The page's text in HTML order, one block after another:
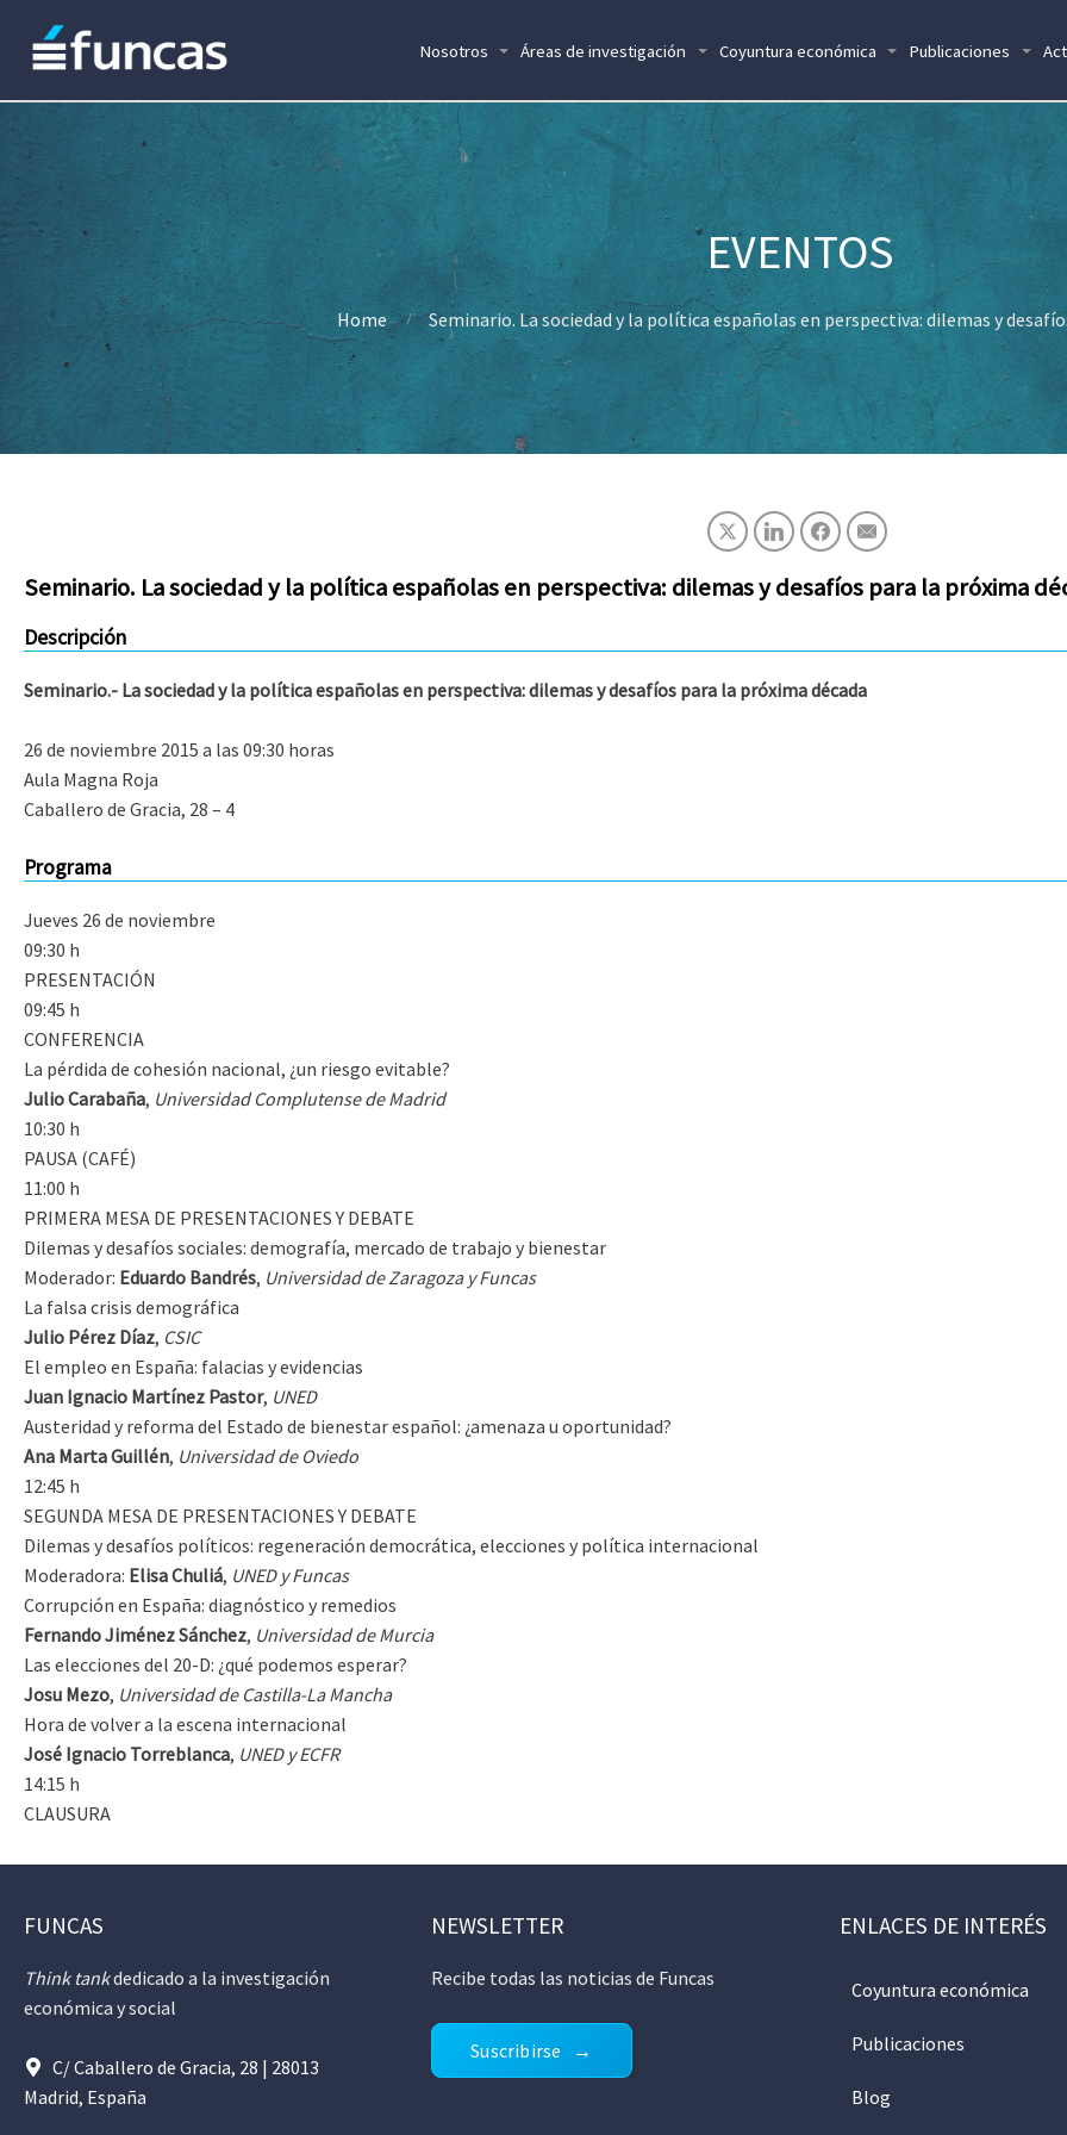
Nosotros Áreas de investigación Coyuntura económica Publicaciones
Home Seminario. La sociedad y la política españolas en perspectiva: dilemas y
Seminario. La sociedad y la política españolas en perspectiva: dilemas y desafíos para la próxima
Descripción
Seminario.- La sociedad y la política españolas en perspectiva: dilemas y desafíos para la próxima década
26 de noviembre 2015 a las 09:30 horas
Aula Magna Roja
Caballero de Gracia, 28 – 4
Programa
Jueves 26 de noviembre
09:30 h
PRESENTACIÓN
09:45 h
CONFERENCIA
La pérdida de cohesión nacional, ¿un riesgo evitable?
Julio Carabaña, Universidad Complutense de Madrid
10:30 h
PAUSA (CAFÉ)
11:00 h
PRIMERA MESA DE PRESENTACIONES Y DEBATE
Dilemas y desafíos sociales: demografía, mercado de trabajo y bienestar
Moderador: Eduardo Bandrés, Universidad de Zaragoza y Funcas
La falsa crisis demográfica
Julio Pérez Díaz, CSIC
El empleo en España: falacias y evidencias
Juan Ignacio Martínez Pastor, UNED
Austeridad y reforma del Estado de bienestar español: ¿amenaza u oportunidad?
Ana Marta Guillén, Universidad de Oviedo
12:45 h
SEGUNDA MESA DE PRESENTACIONES Y DEBATE
Dilemas y desafíos políticos: regeneración democrática, elecciones y política internacional
Moderadora: Elisa Chuliá, UNED y Funcas
Corrupción en España: diagnóstico y remedios
Fernando Jiménez Sánchez, Universidad de Murcia
Las elecciones del 20-D: ¿qué podemos esperar?
Josu Mezo, Universidad de Castilla-La Mancha
Hora de volver a la escena internacional
José Ignacio Torreblanca, UNED y ECFR
14:15 h
CLAUSURA
FUNCAS
Think tankdedicado a la investigación
económica y social
C/ Caballero de Gracia, 28 | 28013
Madrid, España
NEWSLETTER
Recibe todas las noticias de Funcas
Suscribirse
ENLACES DE INTERÉS
Coyuntura económica
Publicaciones
Blog